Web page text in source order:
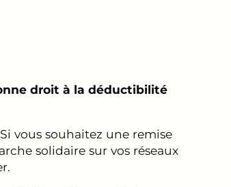
droit à la déductibilité
vous souhaitez une remise
solidaire sur vos réseaux